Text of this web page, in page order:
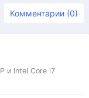
Комментарии (0)
и Intel Core i7